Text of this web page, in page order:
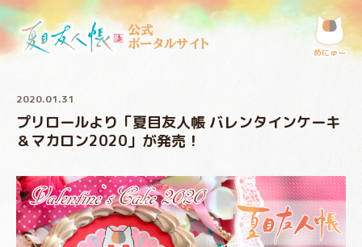
公式
ポータルサイト
めにゅ〜
2020.01.31
プリロールより「夏目友人帳 バレンタインケーキ
＆マカロン2020」が発売！